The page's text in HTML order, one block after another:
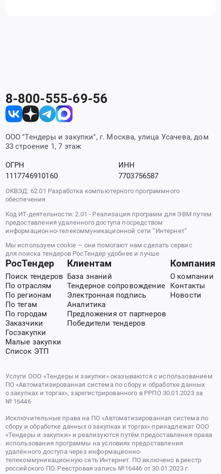
8-800-555-69-56
ООО "Тендеры и закупки", г. Москва, улица Усачева, дом
33 строение 1, 7 этаж
ОГРН
1117746910160
ИНН
7703756587
ОКВЭД: 62.01 Разработка компьютерного программного
обеспечения
Код ИТ-деятельности: 2.01 - Реализация программ для ЭВМ путем
предоставления удаленного доступа посредством
информационно-телекоммуникационной сети “Интернет”
Мы используем cookie — они помогают нам сделать сервис
для поиска тендеров РосТендер удобнее и лучше
РосТендер
Поиск тендеров
По отраслям
По регионам
По тегам
По городам
Заказчики
Госзакупки
Малые закупки
Список ЭТП
Клиентам
База знаний
Тендерное сопровождение
Электронная подпись
Аналитика
Предложения от партнеров
Победители тендеров
Компания
О компании
Контакты
Новости
Услуги ООО «Тендеры и закупки» оказываются с использованием
ПО «Автоматизированная система по сбору и обработке данных
о закупках и торгах», зарегистрированного в РРПО 30.01.2023 за
№ 16446
Исключительные права на ПО «Автоматизированная система по
сбору и обработке данных о закупках и торгах» принадлежат ООО
«Тендеры и закупки» и реализуются путём предоставления права
использования программы на условиях предоставления
удалённого доступа через информационно-
телекоммуникационную сеть Интернет. ПО включено в реестр
российского ПО. Реестровая запись №16446 от 30.01.2023 г.